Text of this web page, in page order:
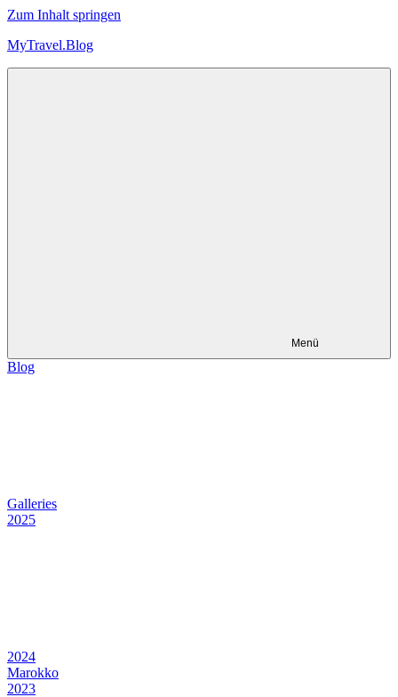
Zum Inhalt springen
MyTravel.Blog
Menü
Blog
Galleries
2025
2024
Marokko
2023